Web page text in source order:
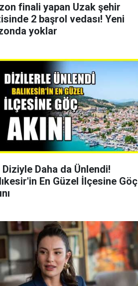
finali yapan Uzak şehir
2 başrol vedası! Yeni
yoklar
Daha da Ünlendi!
En Güzel İlçesine Göç